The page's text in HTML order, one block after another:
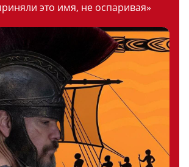
это имя, не оспаривая»